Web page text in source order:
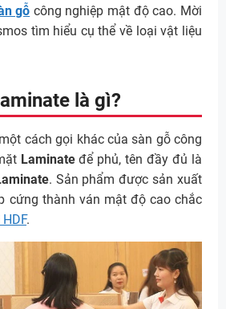
gỗ công nghiệp mật độ cao. Mời
tìm hiểu cụ thể về loại vật liệu
là gì?
cách gọi khác của sàn gỗ công
Laminateđể phủ, tên đầy đủ là
. Sản phẩm được sản xuất
cứng thành ván mật độ cao chắc
.